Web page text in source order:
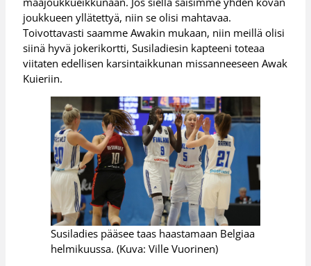
joukkueen yllätettyä, niin se olisi mahtavaa.
Toivottavasti saamme Awakin mukaan, niin meillä olisi
siinä hyvä jokerikortti, Susiladiesin kapteeni toteaa
viitaten edellisen karsintaikkunan missanneeseen Awak
Kuieriin.
Susiladies pääsee taas haastamaan Belgiaa
helmikuussa. (Kuva: Ville Vuorinen)